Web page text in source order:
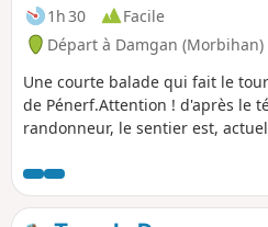
1h 30
Facile
Départ à Damgan (Morbihan)
Une courte balade qui fait le
de Pénerf.Attention ! d'après le
randonneur, le sentier est,
prenant pas l'intérieur des